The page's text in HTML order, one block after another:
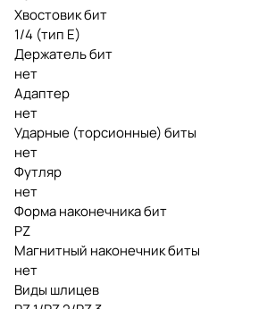
Хвостовик бит
1/4 (тип Е)
Держатель бит
нет
Адаптер
нет
Ударные (торсионные) биты
нет
Футляр
нет
Форма наконечника бит
PZ
Магнитный наконечник биты
нет
Виды шлицев